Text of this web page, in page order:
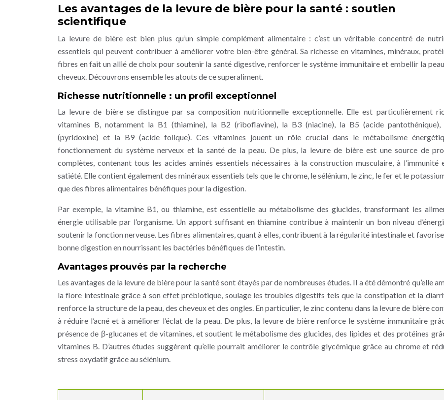
Les avantages de la levure de bière pour la santé : soutien
scientifique
La levure de bière est bien plus qu’un simple complément alimentaire : c’est un véritable concentré de
essentiels qui peuvent contribuer à améliorer votre bien-être général. Sa richesse en vitamines, minéraux,
fibres en fait un allié de choix pour soutenir la santé digestive, renforcer le système immunitaire et embellir la
cheveux. Découvrons ensemble les atouts de ce superaliment.
Richesse nutritionnelle : un profil exceptionnel
La levure de bière se distingue par sa composition nutritionnelle exceptionnelle. Elle est particulièrement
vitamines B, notamment la B1 (thiamine), la B2 (riboflavine), la B3 (niacine), la B5 (acide
(pyridoxine) et la B9 (acide folique). Ces vitamines jouent un rôle crucial dans le métabolisme
fonctionnement du système nerveux et la santé de la peau. De plus, la levure de bière est une source de
complètes, contenant tous les acides aminés essentiels nécessaires à la construction musculaire, à l’immunité
satiété. Elle contient également des minéraux essentiels tels que le chrome, le sélénium, le zinc, le fer et le
que des fibres alimentaires bénéfiques pour la digestion.
Par exemple, la vitamine B1, ou thiamine, est essentielle au métabolisme des glucides, transformant les
énergie utilisable par l’organisme. Un apport suffisant en thiamine contribue à maintenir un bon niveau
soutenir la fonction nerveuse. Les fibres alimentaires, quant à elles, contribuent à la régularité intestinale et
bonne digestion en nourrissant les bactéries bénéfiques de l’intestin.
Avantages prouvés par la recherche
Les avantages de la levure de bière pour la santé sont étayés par de nombreuses études. Il a été démontré qu’elle
la flore intestinale grâce à son effet prébiotique, soulage les troubles digestifs tels que la constipation et la
renforce la structure de la peau, des cheveux et des ongles. En particulier, le zinc contenu dans la levure de bière
à réduire l’acné et à améliorer l’éclat de la peau. De plus, la levure de bière renforce le système immunitaire
présence de β-glucanes et de vitamines, et soutient le métabolisme des glucides, des lipides et des protéines
vitamines B. D’autres études suggèrent qu’elle pourrait améliorer le contrôle glycémique grâce au chrome et
stress oxydatif grâce au sélénium.